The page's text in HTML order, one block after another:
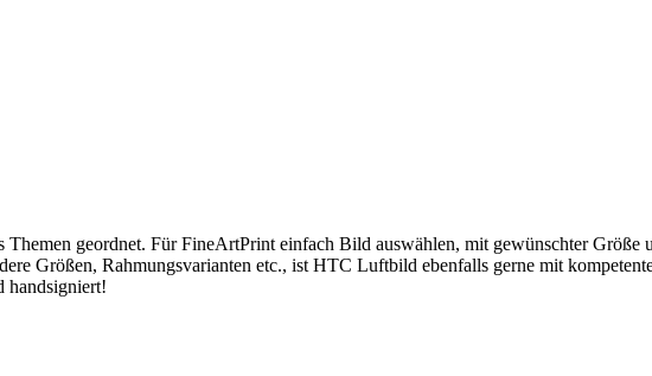
geordnet. Für FineArtPrint einfach Bild auswählen, mit gewünschter Größe
Größen, Rahmungsvarianten etc., ist HTC Luftbild ebenfalls gerne mit
handsigniert!